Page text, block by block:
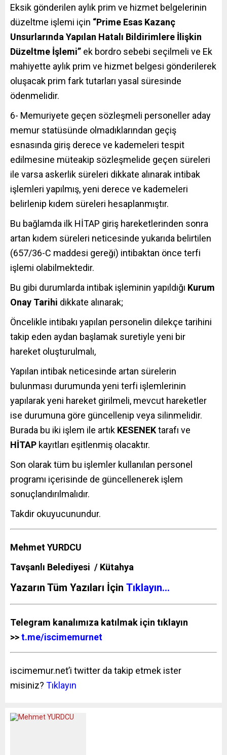
Eksik gönderilen aylık prim ve hizmet belgelerinin
düzeltme işlemi için “Prime Esas Kazanç
Unsurlarında Yapılan Hatalı Bildirimlere İlişkin
Düzeltme İşlemi” ek bordro sebebi seçilmeli ve Ek
mahiyette aylık prim ve hizmet belgesi gönderilerek
oluşacak prim fark tutarları yasal süresinde
ödenmelidir.
6- Memuriyete geçen sözleşmeli personeller aday
memur statüsünde olmadıklarından geçiş
esnasında giriş derece ve kademeleri tespit
edilmesine müteakip sözleşmelide geçen süreleri
ile varsa askerlik süreleri dikkate alınarak intibak
işlemleri yapılmış, yeni derece ve kademeleri
belirlenip kıdem süreleri hesaplanmıştır.
Bu bağlamda ilk HİTAP giriş hareketlerinden sonra
artan kıdem süreleri neticesinde yukarıda belirtilen
(657/36-C maddesi gereği) intibaktan önce terfi
işlemi olabilmektedir.
Bu gibi durumlarda intibak işleminin yapıldığı Kurum
Onay Tarihi dikkate alınarak;
Öncelikle intibakı yapılan personelin dilekçe tarihini
takip eden aydan başlamak suretiyle yeni bir
hareket oluşturulmalı,
Yapılan intibak neticesinde artan sürelerin
bulunması durumunda yeni terfi işlemlerinin
yapılarak yeni hareket girilmeli, mevcut hareketler
ise durumuna göre güncellenip veya silinmelidir.
Burada bu iki işlem ile artık KESENEKtarafı ve
HİTAP kayıtları eşitlenmiş olacaktır.
Son olarak tüm bu işlemler kullanılan personel
programı içerisinde de güncellenerek işlem
sonuçlandırılmalıdır.
Takdir okuyucunundur.
Mehmet YURDCU
Tavşanlı Belediyesi / Kütahya
Yazarın Tüm Yazıları İçin Tıklayın…
Telegram kanalımıza katılmak için tıklayın
>>t.me/iscimemurnet
iscimemur.net’i twitter da takip etmek ister
misiniz? Tıklayın